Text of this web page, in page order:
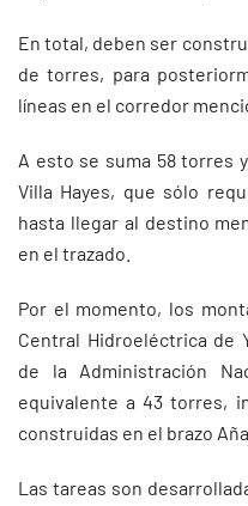
En total, deben ser
de torres, para
líneas en el corredor
A esto se suma 58 torres
Villa Hayes, que sólo
hasta llegar al destino
en el trazado.
Por el momento, los
Central Hidroeléctrica de
de la Administración
equivalente a 43 torres,
construidas en el brazo
Las tareas son